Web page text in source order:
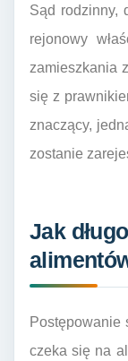
Sąd rodzinny,
rejonowy
zamieszkania
się z
znaczący,
zostanie
Jak
Postępowanie
czeka się na